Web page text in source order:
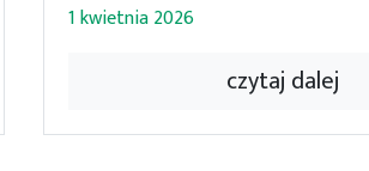
1 kwietnia 2026
czytaj dalej